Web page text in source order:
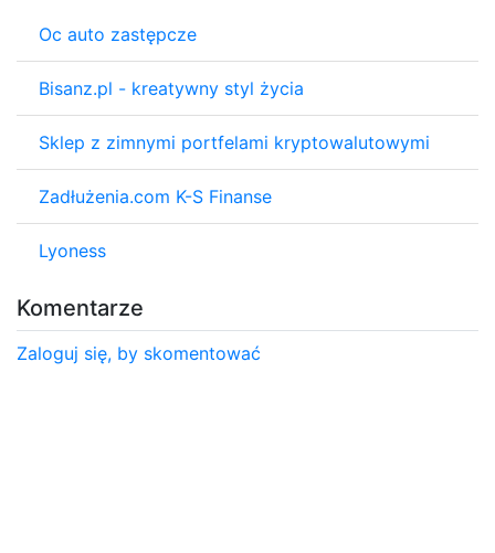
Oc auto zastępcze
Bisanz.pl - kreatywny styl życia
Sklep z zimnymi portfelami kryptowalutowymi
Zadłużenia.com K-S Finanse
Lyoness
Komentarze
Zaloguj się, by skomentować